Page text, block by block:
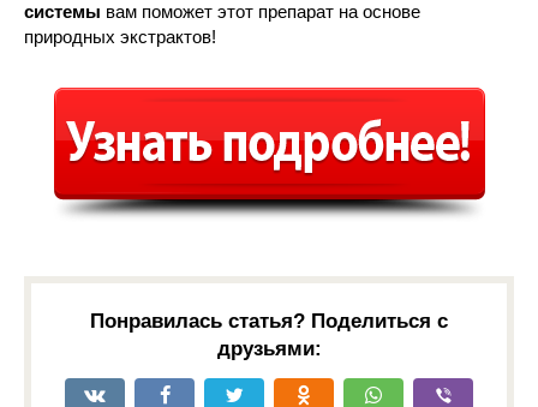
системы вам поможет этот препарат на основе
природных экстрактов!
Понравилась статья? Поделиться с
друзьями: